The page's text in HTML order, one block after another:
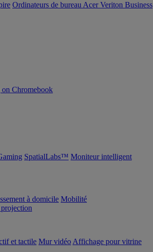
Ordinateurs de bureau Acer Veriton Business
Chromebook
SpatialLabs™ Moniteur intelligent
à domicile Mobilité
et tactile Mur vidéo Affichage pour vitrine